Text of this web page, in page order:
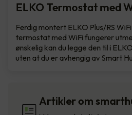
ELKO Termostat med
Ferdig montert ELKO Plus/RS
termostat med WiFi fungerer
ønskelig kan du legge den til i
uten at du er avhengig av Smart
Artikler om